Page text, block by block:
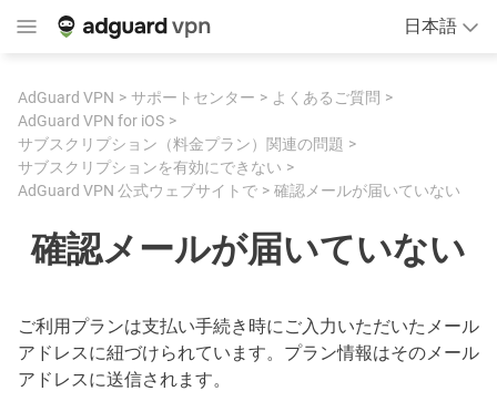
日本語
AdGuard VPN サポートセンター
よくあるご質問
AdGuard VPN for iOS
サブスクリプション（料金プラン）関連の問題
サブスクリプションを有効にできない
AdGuard VPN 公式ウェブサイトで
確認メールが届いていない
確認メールが届いていない
ご利用プランは支払い手続き時にご入力いただいたメール
アドレスに紐づけられています。プラン情報はそのメール
アドレスに送信されます。